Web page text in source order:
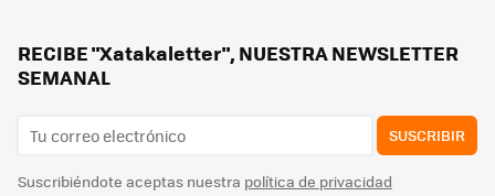
RECIBE "Xatakaletter", NUESTRA NEWSLETTER
SEMANAL
SUSCRIBIR
Suscribiéndote aceptas nuestra política de privacidad